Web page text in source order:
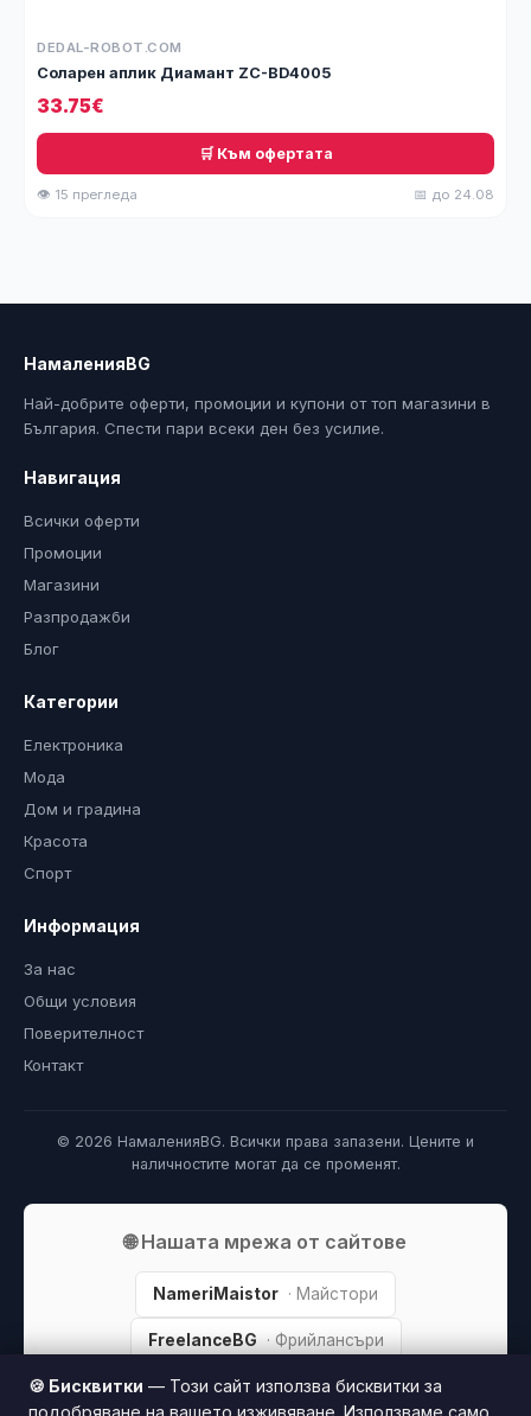
DEDAL-ROBOT.COM
Соларен аплик Диамант ZC-BD4005
33.75€
🛒 Към офертата
👁 15 прегледа 📅 до 24.08
НамаленияBG
Най-добрите оферти, промоции и купони от топ магазини в
България. Спести пари всеки ден без усилие.
Навигация
Всички оферти
Промоции
Магазини
Разпродажби
Блог
Категории
Електроника
Мода
Дом и градина
Красота
Спорт
Информация
За нас
Общи условия
Поверителност
Контакт
© 2026 НамаленияBG. Всички права запазени. Цените и
наличностите могат да се променят.
🌐 Нашата мрежа от сайтове
NameriMaistor · Майстори
FreelanceBG · Фрийлансъри
БебиBG · Бебета и деца
🍪 Бисквитки — Този сайт използва бисквитки за
подобряване на вашето изживяване. Използваме само